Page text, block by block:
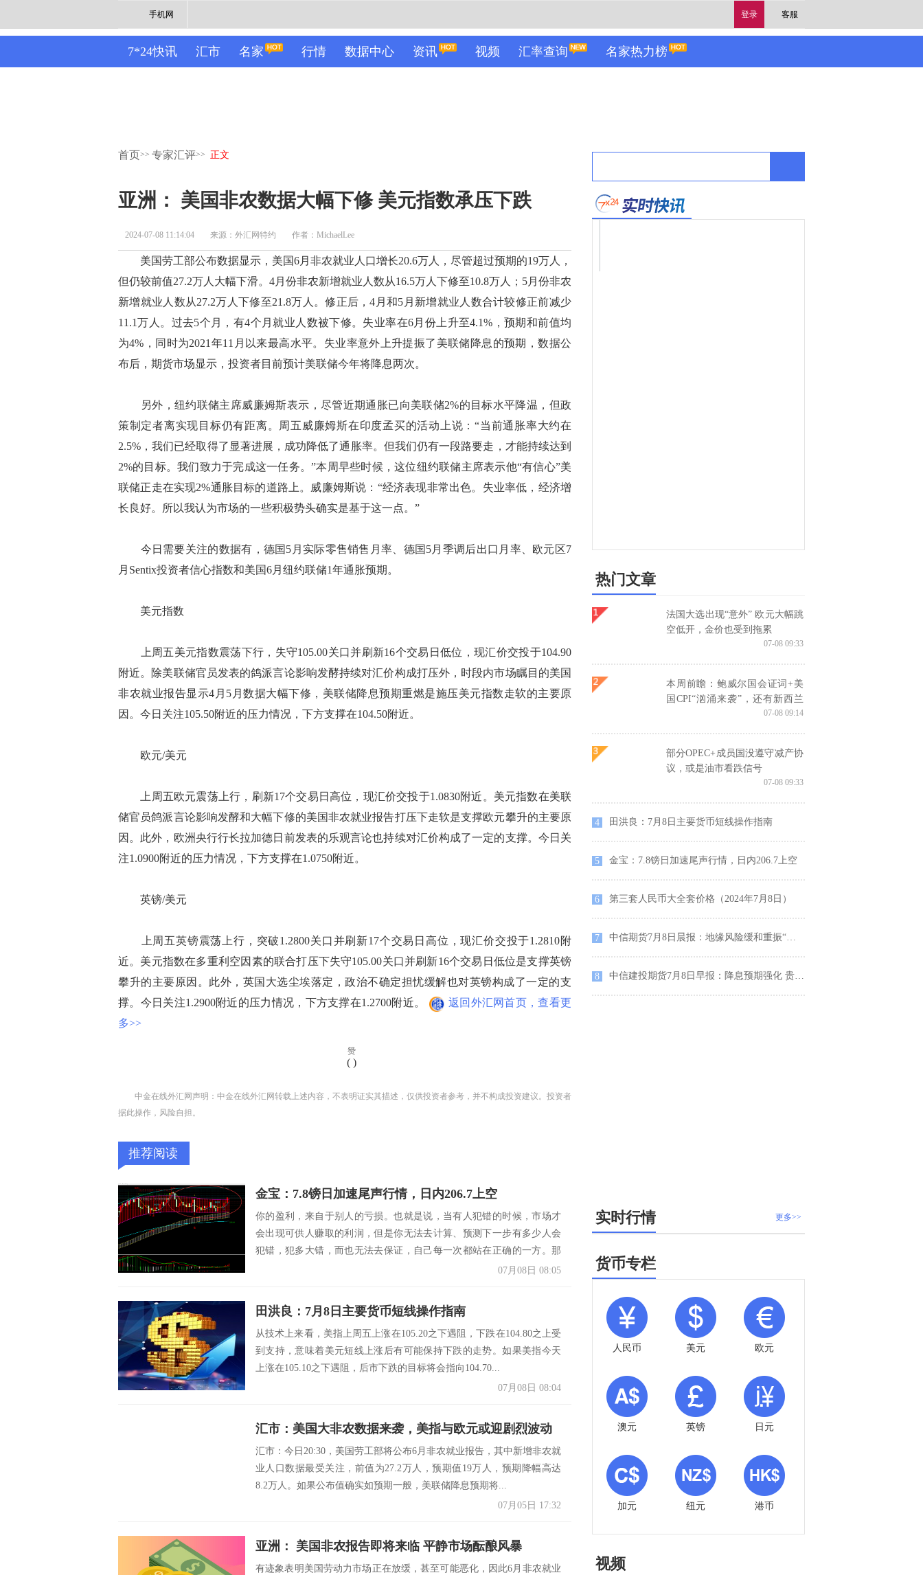
登录 客服
手机网
7*24快讯 汇市 名家 行情 数据中心 资讯 视频 汇率查询 名家热力榜
首页>> 专家汇评>> 正文
亚洲： 美国非农数据大幅下修 美元指数承压下跌
2024-07-08 11:14:04 来源：外汇网特约 作者：MichaelLee
美国劳工部公布数据显示，美国6月非农就业人口增长20.6万人，尽管超过预期的19万人，
但仍较前值27.2万人大幅下滑。4月份非农新增就业人数从16.5万人下修至10.8万人；5月份非农
新增就业人数从27.2万人下修至21.8万人。修正后，4月和5月新增就业人数合计较修正前减少
11.1万人。过去5个月，有4个月就业人数被下修。失业率在6月份上升至4.1%，预期和前值均
为4%，同时为2021年11月以来最高水平。失业率意外上升提振了美联储降息的预期，数据公
布后，期货市场显示，投资者目前预计美联储今年将降息两次。
另外，纽约联储主席威廉姆斯表示，尽管近期通胀已向美联储2%的目标水平降温，但政
策制定者离实现目标仍有距离。周五威廉姆斯在印度孟买的活动上说：“当前通胀率大约在
2.5%，我们已经取得了显著进展，成功降低了通胀率。但我们仍有一段路要走，才能持续达到
2%的目标。我们致力于完成这一任务。”本周早些时候，这位纽约联储主席表示他“有信心”美
联储正走在实现2%通胀目标的道路上。威廉姆斯说：“经济表现非常出色。失业率低，经济增
长良好。所以我认为市场的一些积极势头确实是基于这一点。”
今日需要关注的数据有，德国5月实际零售销售月率、德国5月季调后出口月率、欧元区7
月Sentix投资者信心指数和美国6月纽约联储1年通胀预期。
美元指数
上周五美元指数震荡下行，失守105.00关口并刷新16个交易日低位，现汇价交投于104.90
附近。除美联储官员发表的鸽派言论影响发酵持续对汇价构成打压外，时段内市场瞩目的美国
非农就业报告显示4月5月数据大幅下修，美联储降息预期重燃是施压美元指数走软的主要原
因。今日关注105.50附近的压力情况，下方支撑在104.50附近。
欧元/美元
上周五欧元震荡上行，刷新17个交易日高位，现汇价交投于1.0830附近。美元指数在美联
储官员鸽派言论影响发酵和大幅下修的美国非农就业报告打压下走软是支撑欧元攀升的主要原
因。此外，欧洲央行行长拉加德日前发表的乐观言论也持续对汇价构成了一定的支撑。今日关
注1.0900附近的压力情况，下方支撑在1.0750附近。
英镑/美元
上周五英镑震荡上行，突破1.2800关口并刷新17个交易日高位，现汇价交投于1.2810附
近。美元指数在多重利空因素的联合打压下失守105.00关口并刷新16个交易日低位是支撑英镑
攀升的主要原因。此外，英国大选尘埃落定，政治不确定担忧缓解也对英镑构成了一定的支
撑。今日关注1.2900附近的压力情况，下方支撑在1.2700附近。
返回外汇网首页，查看更
多>>
赞
( )
中金在线外汇网声明：中金在线外汇网转载上述内容，不表明证实其描述，仅供投资者参考，并不构成投资建议。投资者
据此操作，风险自担。
推荐阅读
金宝：7.8镑日加速尾声行情，日内206.7上空
你的盈利，来自于别人的亏损。也就是说，当有人犯错的时候，市场才
会出现可供人赚取的利润，但是你无法去计算、预测下一步有多少人会
犯错，犯多大错，而也无法去保证，自己每一次都站在正确的一方。那
07月08日 08:05
田洪良：7月8日主要货币短线操作指南
从技术上来看，美指上周五上涨在105.20之下遇阻，下跌在104.80之上受
到支持，意味着美元短线上涨后有可能保持下跌的走势。如果美指今天
上涨在105.10之下遇阻，后市下跌的目标将会指向104.70...
07月08日 08:04
汇市：美国大非农数据来袭，美指与欧元或迎剧烈波动
汇市：今日20:30，美国劳工部将公布6月非农就业报告，其中新增非农就
业人口数据最受关注，前值为27.2万人，预期值19万人，预期降幅高达
8.2万人。如果公布值确实如预期一般，美联储降息预期将...
07月05日 17:32
亚洲： 美国非农报告即将来临 平静市场酝酿风暴
有迹象表明美国劳动力市场正在放缓，甚至可能恶化，因此6月非农就业
热门文章
法国大选出现“意外” 欧元大幅跳
空低开，金价也受到拖累
07-08 09:33
本周前瞻：鲍威尔国会证词+美
国CPI“汹涌来袭”，还有新西兰
07-08 09:14
部分OPEC+成员国没遵守减产协
议，或是油市看跌信号
07-08 09:33
4 田洪良：7月8日主要货币短线操作指南
5 金宝：7.8镑日加速尾声行情，日内206.7上空
6 第三套人民币大全套价格（2024年7月8日）
7 中信期货7月8日晨报：地缘风险缓和重振“软着陆”预期，提振有色与贵金属
8 中信建投期货7月8日早报：降息预期强化 贵金属强势上行
更多>>
实时行情
货币专栏
人民币 美元 欧元
澳元 英镑 日元
加元 纽元 港币
视频